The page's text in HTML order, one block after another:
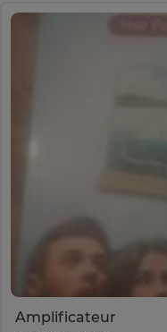
Amplificateur